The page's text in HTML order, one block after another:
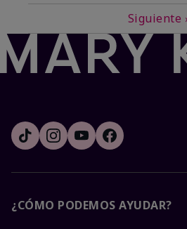
Siguiente
¿CÓMO PODEMOS AYUDAR?